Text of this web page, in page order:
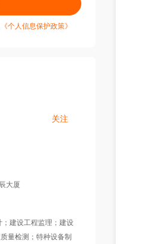
《个人信息保护政策》
关注
大厦
建设工程监理；建设
量检测；特种设备制